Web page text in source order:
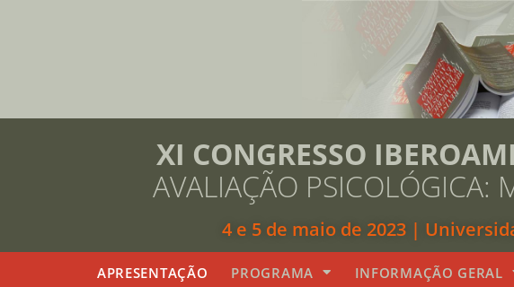
XI CONGRESSO
AVALIAÇÃO PSICOLÓGICA:
4 e 5 de maio de 2023 |
APRESENTAÇÃO PROGRAMA INFORMAÇÃO GERAL